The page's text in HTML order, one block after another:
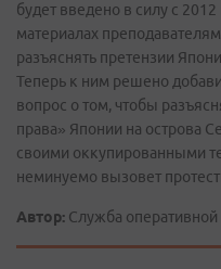
будет введено в силу с 2012
материалах
разъяснять претензии
Теперь к ним решено
вопрос о том, чтобы
права» Японии на острова
своими оккупированными
неминуемо вызовет
Автор: Служба